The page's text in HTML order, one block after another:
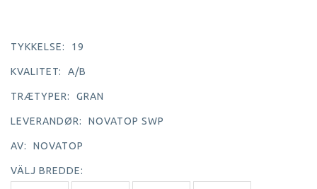
TYKKELSE: 19
KVALITET: A/B
TRÆTYPER: GRAN
LEVERANDØR: NOVATOP SWP
AV: NOVATOP
VÄLJ BREDDE: